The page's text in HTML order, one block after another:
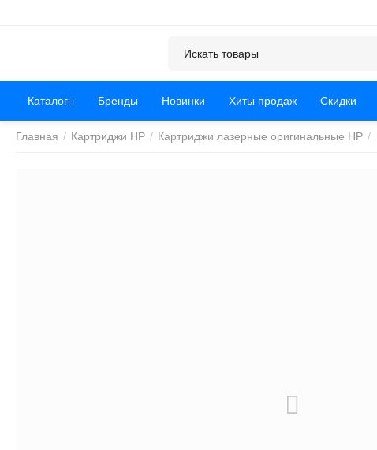
Каталог Бренды Новинки Хиты продаж Скидки
Главная / Картриджи HP / Картриджи лазерные оригинальные HP /